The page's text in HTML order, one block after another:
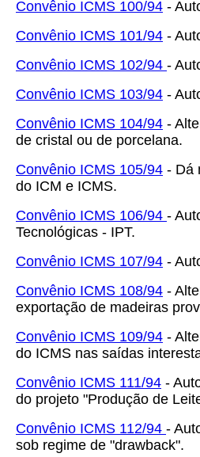
Convênio ICMS 100/94 -
Convênio ICMS 101/94 -
Convênio ICMS 102/94 -
Convênio ICMS 103/94 -
Convênio ICMS 104/94 -
de cristal ou de porcelana.
Convênio ICMS 105/94 - Dá
do ICM e ICMS.
Convênio ICMS 106/94 -
Tecnológicas - IPT.
Convênio ICMS 107/94 -
Convênio ICMS 108/94 -
exportação de madeiras
Convênio ICMS 109/94 -
do ICMS nas saídas
Convênio ICMS 111/94 -
do projeto "Produção de
Convênio ICMS 112/94 -
sob regime de "drawback".